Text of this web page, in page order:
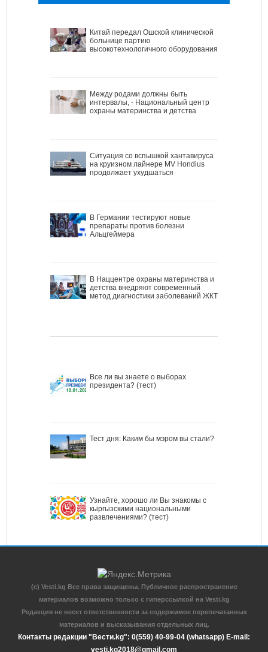
Китай передал Ошской клинической
больнице партию
высокотехнологичного оборудования
Между родами должны быть
интервалы, - Национальный центр
охраны материнства и детства
Ситуация со вспышкой хантавируса
на круизном лайнере MV Hondius
продолжает ухудшаться
В Германии тестируют новые
препараты против болезни
Альцгеймера
В Наццентре охраны материнства и
детства внедряют современный
метод диагностики заболеваний ЖКТ
Все ли вы знаете о выборах
президента? (тест)
Тест дня: Каким бы мэром вы стали?
Узнайте, хорошо ли Вы знакомы с
кыргызскими национальными
развлечениями? (тест)
(c) Vesti.kg Все права защищены. Публичное распространение
материалов возможно только с гиперссылкой на Vesti.kg
Редакция не несет ответственности за содержимое перепечатанных
материалов и высказывания отдельных лиц.
Контакты редакции "Вести.kg": 0(559) 40-99-04 (whatsapp) E-mail:
vesti.kg2018@gmail.com